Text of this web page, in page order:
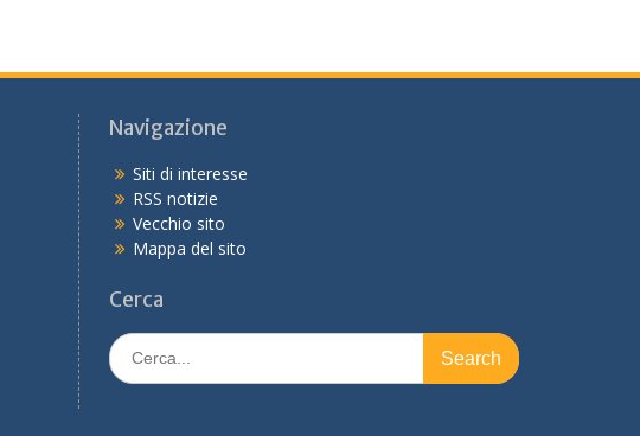
Navigazione
Siti di interesse
RSS notizie
Vecchio sito
Mappa del sito
Cerca
Search
for: